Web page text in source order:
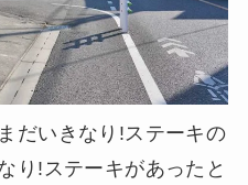
だいきなり!ステーキの
り!ステーキがあったと